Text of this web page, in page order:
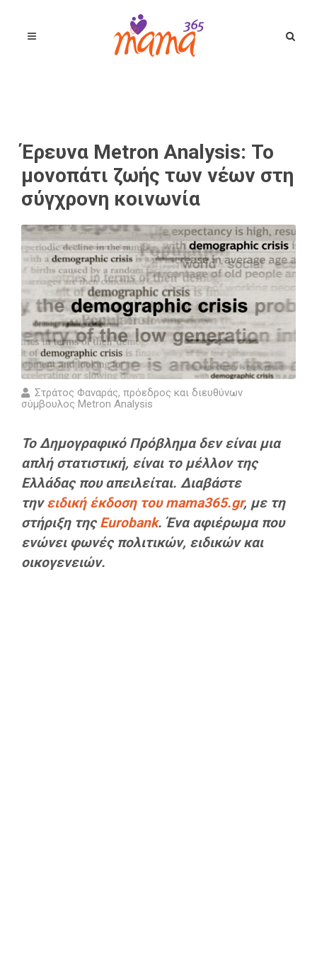
Έρευνα Metron Analysis: Το
μονοπάτι ζωής των νέων στη
σύγχρονη κοινωνία
Στράτος Φαναράς, πρόεδρος και διευθύνων
σύμβουλος Metron Analysis
Το Δημογραφικό Πρόβλημα δεν είναι μια
απλή στατιστική, είναι το μέλλον της
Ελλάδας που απειλείται. Διαβάστε
τηνειδική έκδοση τουmama365.gr, με τη
στήριξη τηςEurobank. Ένα αφιέρωμα που
ενώνει φωνές πολιτικών, ειδικών και
οικογενειών.